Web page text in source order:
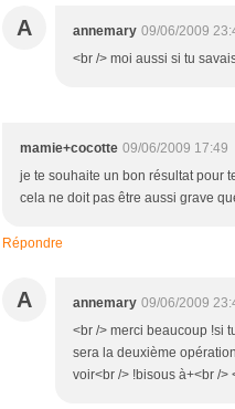
A annemary 09/06/2009
<br /> moi aussi si tu
mamie+cocotte 09/06/2009 17:49
je te souhaite un bon résultat pour
cela ne doit pas être aussi grave
Répondre
A annemary 09/06/2009
<br /> merci beaucoup !si
sera la deuxième
voir<br /> !bisous à+<br />